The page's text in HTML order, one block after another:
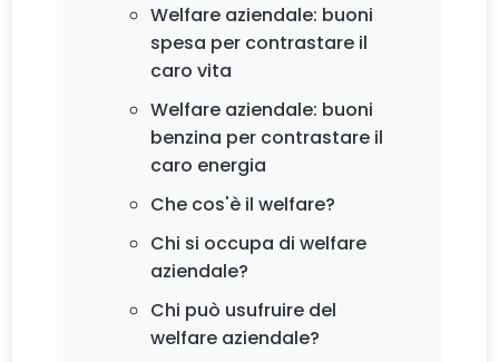
Welfare aziendale: buoni
spesa per contrastare il
caro vita
Welfare aziendale: buoni
benzina per contrastare il
caro energia
Che cos'è il welfare?
Chi si occupa di welfare
aziendale?
Chi può usufruire del
welfare aziendale?